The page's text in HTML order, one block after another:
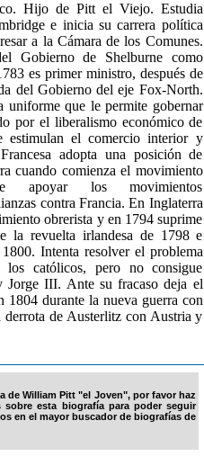
Hijo de Pitt el Viejo. Estudia
e inicia su carrera política
a la Cámara de los Comunes.
Gobierno de Shelburne como
es primer ministro, después de
del Gobierno del eje Fox-North.
uniforme que le permite gobernar
por el liberalismo económico de
estimulan el comercio interior y
adopta una posición de
cuando comienza el movimiento
apoyar los movimientos
contra Francia. En Inglaterra
obrerista y en 1794 suprime
la revuelta irlandesa de 1798 e
Intenta resolver el problema
católicos, pero no consigue
Jorge III. Ante su fracaso deja el
1804 durante la nueva guerra con
de Austerlitz con Austria y
de William Pitt "el Joven", por favor haz
esta biografía para poder seguir
en el mayor buscador de biografías de